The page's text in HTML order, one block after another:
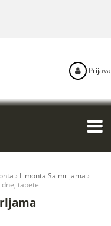
› Limonta Sa mrljama ›
tapete
Prijava